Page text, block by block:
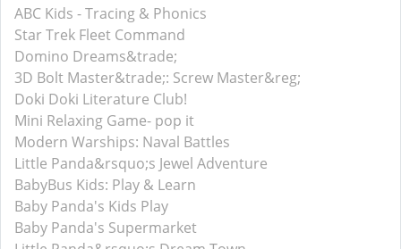
ABC Kids - Tracing & Phonics
Star Trek Fleet Command
Domino Dreams&trade;
3D Bolt Master&trade;: Screw Master&reg;
Doki Doki Literature Club!
Mini Relaxing Game- pop it
Modern Warships: Naval Battles
Little Panda&rsquo;s Jewel Adventure
BabyBus Kids: Play & Learn
Baby Panda's Kids Play
Baby Panda's Supermarket